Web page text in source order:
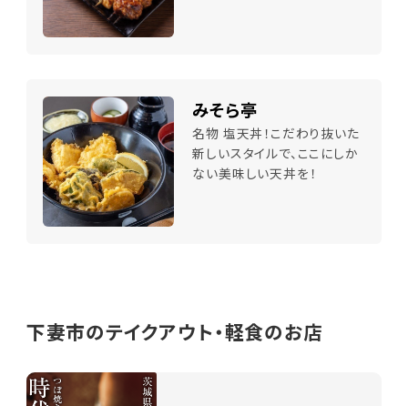
みそら亭
名物 塩天丼！こだわり抜いた
新しいスタイルで、ここにしか
ない美味しい天丼を！
下妻市のテイクアウト・軽食のお店